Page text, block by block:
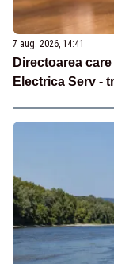
7 aug. 2026, 14:41
Directoarea
Electrica Serv -